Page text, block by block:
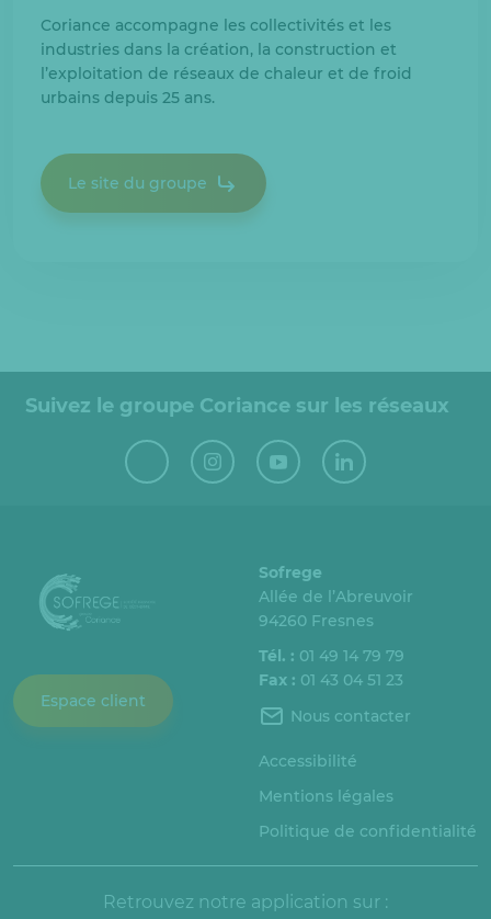
Coriance accompagne les collectivités et les
industries dans la création, la construction et
l’exploitation de réseaux de chaleur et de froid
urbains depuis 25 ans.
Le site du groupe
Suivez le groupe Coriance sur les réseaux
Espace client
Sofrege
Allée de l’Abreuvoir
94260 Fresnes
Tél. : 01 49 14 79 79
Fax : 01 43 04 51 23
Nous contacter
Accessibilité
Mentions légales
Politique de confidentialité
Retrouvez notre application sur :